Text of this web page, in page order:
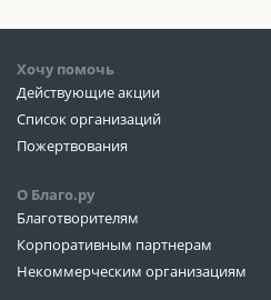
Хочу помочь
Действующие акции
Список организаций
Пожертвования
О Благо.ру
Благотворителям
Корпоративным партнерам
Некоммерческим организациям